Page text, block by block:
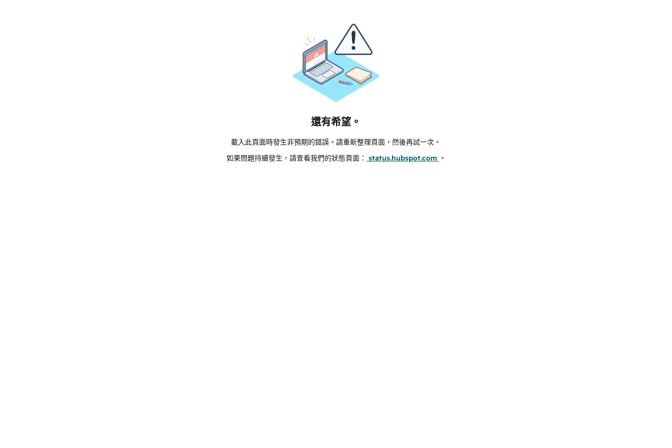
還有希望。
載入此頁面時發生非預期的錯誤。請重新整理頁面，然後再試一次。
如果問題持續發生，請查看我們的狀態頁面： status.hubspot.com 。